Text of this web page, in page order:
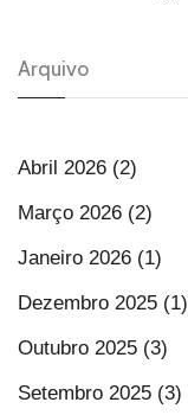
Arquivo
Abril 2026 (2)
Março 2026 (2)
Janeiro 2026 (1)
Dezembro 2025 (1)
Outubro 2025 (3)
Setembro 2025 (3)